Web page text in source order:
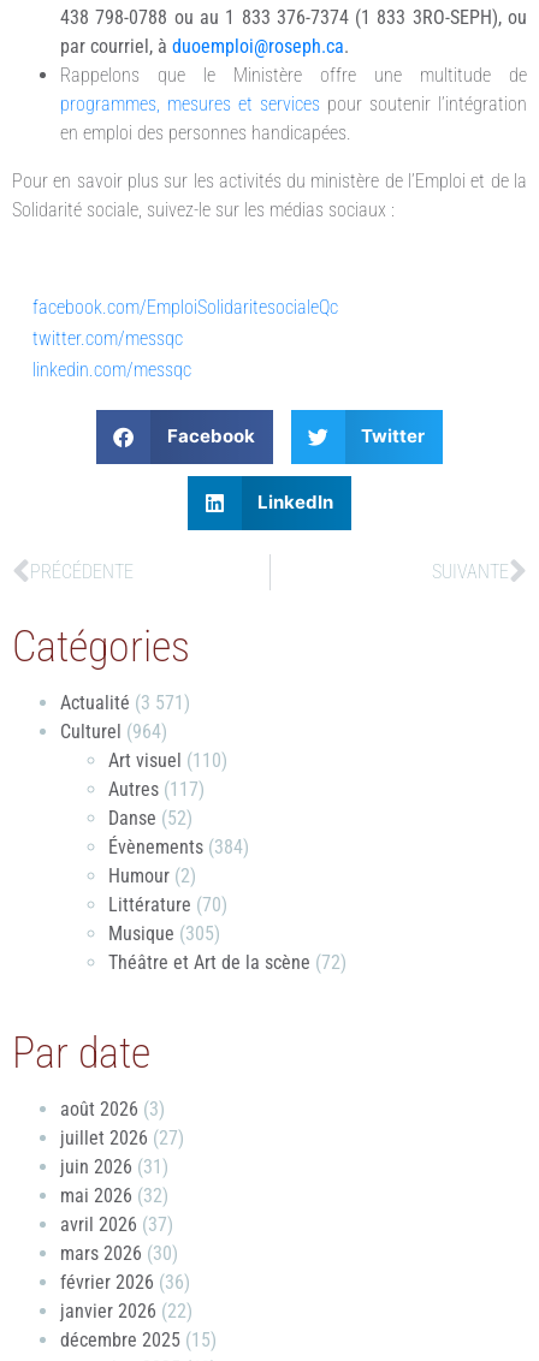
438 798-0788 ou au 1 833 376-7374 (1 833 3RO-SEPH), ou
par courriel, à duoemploi@roseph.ca.
Rappelons que le Ministère offre une multitude de
programmes, mesures et services pour soutenir l’intégration
en emploi des personnes handicapées.
Pour en savoir plus sur les activités du ministère de l’Emploi et de la
Solidarité sociale, suivez-le sur les médias sociaux :
facebook.com/EmploiSolidaritesocialeQc
twitter.com/messqc
linkedin.com/messqc
Facebook Twitter
LinkedIn
PRÉCÉDENTE SUIVANTE
Catégories
Actualité (3 571)
Culturel (964)
Art visuel (110)
Autres (117)
Danse (52)
Évènements (384)
Humour (2)
Littérature (70)
Musique (305)
Théâtre et Art de la scène (72)
Par date
août 2026 (3)
juillet 2026 (27)
juin 2026 (31)
mai 2026 (32)
avril 2026 (37)
mars 2026 (30)
février 2026 (36)
janvier 2026 (22)
décembre 2025 (15)